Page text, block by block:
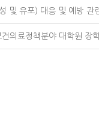
및 유포) 대응 및 예방 관
건의료정책분야 대학원 장